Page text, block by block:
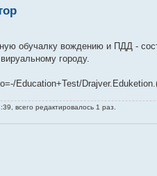
обучалку вождению и ПДД -
городу.
Education+Test/
всего редактировалось 1 раз.